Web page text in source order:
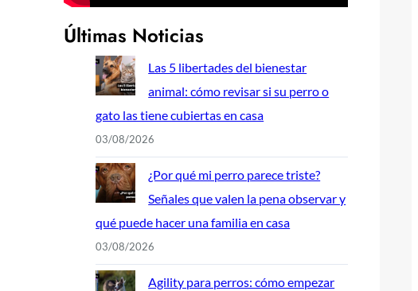
Últimas Noticias
Las 5 libertades del bienestar
animal: cómo revisar si su perro o
gato las tiene cubiertas en casa
03/08/2026
¿Por qué mi perro parece triste?
Señales que valen la pena observar y
qué puede hacer una familia en casa
03/08/2026
Agility para perros: cómo empezar